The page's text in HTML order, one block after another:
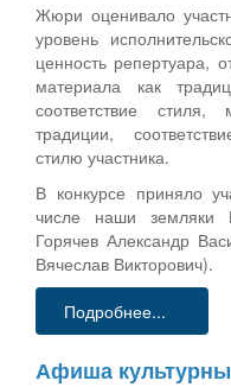
Жюри оценивало
уровень
ценность репертуара,
материала как
соответствие
традиции,
стилю участника.
В конкурсе приняло
числе наши земляки
Горячев Александр
Вячеслав Викторович).
Подробнее...
Афиша